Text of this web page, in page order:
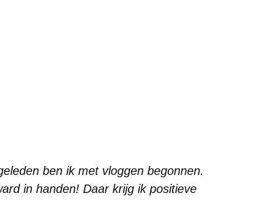
ben ik met vloggen begonnen.
in handen! Daar krijg ik positieve